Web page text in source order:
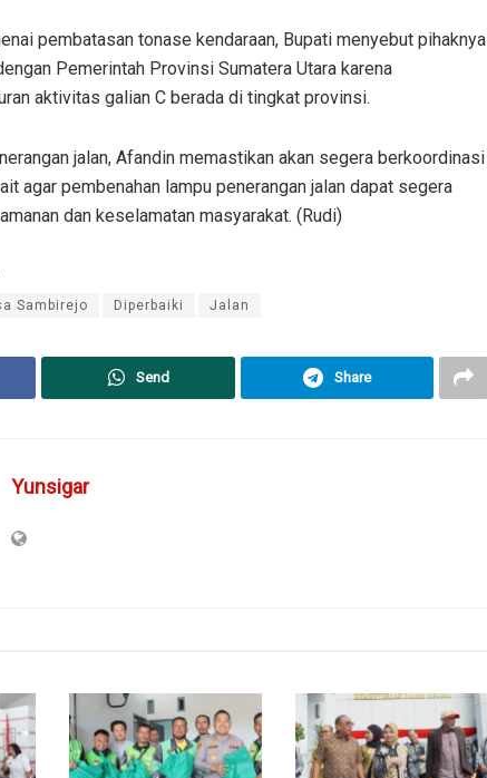
pembatasan tonase kendaraan, Bupati menyebut pihaknya
Pemerintah Provinsi Sumatera Utara karena
aktivitas galian C berada di tingkat provinsi.
jalan, Afandin memastikan akan segera berkoordinasi
agar pembenahan lampu penerangan jalan dapat segera
dan keselamatan masyarakat. (Rudi)
Sambirejo Diperbaiki Jalan
Send Share
Yunsigar